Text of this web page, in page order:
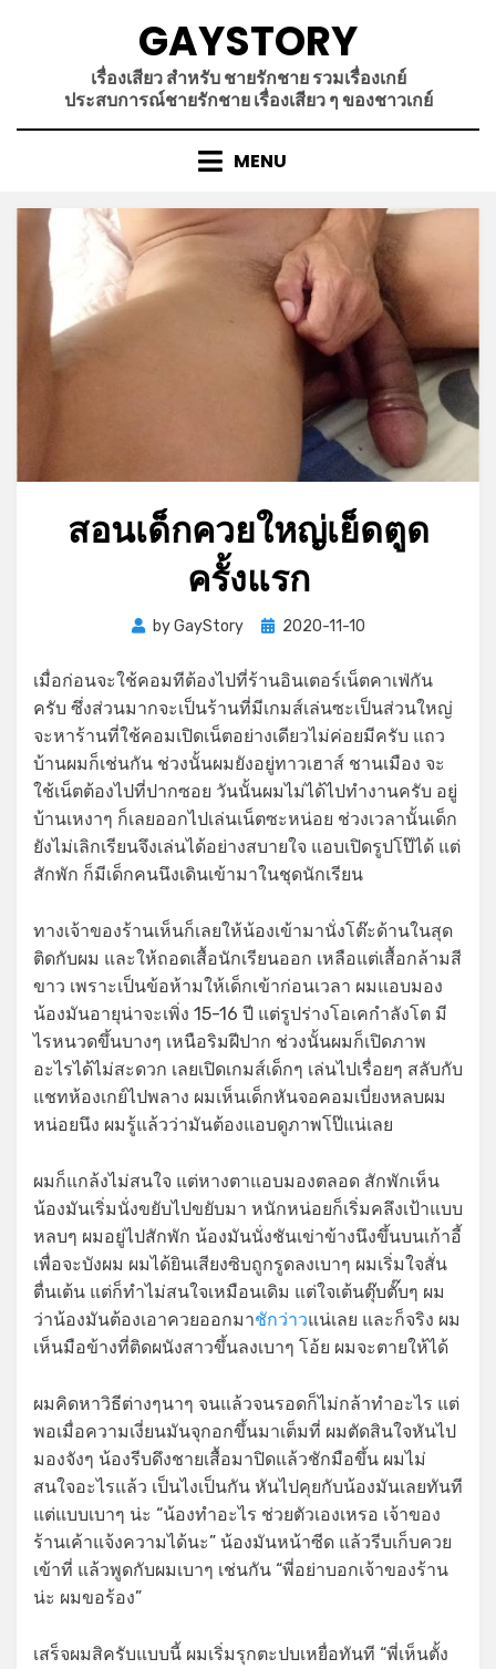
GAYSTORY
เรื่องเสียว สำหรับ ชายรักชาย รวมเรื่องเกย์
ประสบการณ์ชายรักชาย เรื่องเสียว ๆ ของชาวเกย์
MENU
สอนเด็กควยใหญ่เย็ดตูด
ครั้งแรก
byGayStory
Posted
2020-11-10
เมื่อก่อนจะใช้คอมทีต้องไปที่ร้านอินเตอร์เน็ตคาเฟ่กัน
ครับ ซึ่งส่วนมากจะเป็นร้านที่มีเกมส์เล่นซะเป็นส่วนใหญ่
จะหาร้านที่ใช้คอมเปิดเน็ตอย่างเดียวไม่ค่อยมีครับ แถว
บ้านผมก็เช่นกัน ช่วงนั้นผมยังอยู่ทาวเฮาส์ ชานเมือง จะ
ใช้เน็ตต้องไปที่ปากซอย วันนั้นผมไม่ได้ไปทำงานครับ อยู่
บ้านเหงาๆ ก็เลยออกไปเล่นเน็ตซะหน่อย ช่วงเวลานั้นเด็ก
ยังไม่เลิกเรียนจึงเล่นได้อย่างสบายใจ แอบเปิดรูปโป๊ได้ แต่
สักพัก ก็มีเด็กคนนึงเดินเข้ามาในชุดนักเรียน
ทางเจ้าของร้านเห็นก็เลยให้น้องเข้ามานั่งโต๊ะด้านในสุด
ติดกับผม และให้ถอดเสื้อนักเรียนออก เหลือแต่เสื้อกล้ามสี
ขาว เพราะเป็นข้อห้ามให้เด็กเข้าก่อนเวลา ผมแอบมอง
น้องมันอายุน่าจะเพิ่ง 15-16 ปี แต่รูปร่างโอเคกำลังโต มี
ไรหนวดขึ้นบางๆ เหนือริมฝีปาก ช่วงนั้นผมก็เปิดภาพ
อะไรได้ไม่สะดวก เลยเปิดเกมส์เด็กๆ เล่นไปเรื่อยๆ สลับกับ
แชทห้องเกย์ไปพลาง ผมเห็นเด็กหันจอคอมเบี่ยงหลบผม
หน่อยนึง ผมรู้แล้วว่ามันต้องแอบดูภาพโป๊แน่เลย
ผมก็แกล้งไม่สนใจ แต่หางตาแอบมองตลอด สักพักเห็น
น้องมันเริ่มนั่งขยับไปขยับมา หนักหน่อยก็เริ่มคลึงเป้าแบบ
หลบๆ ผมอยู่ไปสักพัก น้องมันนั่งชันเข่าข้างนึงขึ้นบนเก้าอี้
เพื่อจะบังผม ผมได้ยินเสียงซิบถูกรูดลงเบาๆ ผมเริ่มใจสั่น
ตื่นเต้น แต่ก็ทำไม่สนใจเหมือนเดิม แต่ใจเต้นตุ๊บตั๊บๆ ผม
ว่าน้องมันต้องเอาควยออกมาชักว่าวแน่เลย และก็จริง ผม
เห็นมือข้างที่ติดผนังสาวขึ้นลงเบาๆ โอ้ย ผมจะตายให้ได้
ผมคิดหาวิธีต่างๆนาๆ จนแล้วจนรอดก็ไม่กล้าทำอะไร แต่
พอเมื่อความเงี่ยนมันจุกอกขึ้นมาเต็มที่ ผมตัดสินใจหันไป
มองจังๆ น้องรีบดึงชายเสื้อมาปิดแล้วชักมือขึ้น ผมไม่
สนใจอะไรแล้ว เป็นไงเป็นกัน หันไปคุยกับน้องมันเลยทันที
แต่แบบเบาๆ น่ะ “น้องทำอะไร ช่วยตัวเองเหรอ เจ้าของ
ร้านเค้าแจ้งความได้นะ” น้องมันหน้าซีด แล้วรีบเก็บควย
เข้าที่ แล้วพูดกับผมเบาๆ เช่นกัน “พี่อย่าบอกเจ้าของร้าน
น่ะ ผมขอร้อง”
เสร็จผมสิครับแบบนี้ ผมเริ่มรุกตะปบเหยื่อทันที “พี่เห็นตั้ง